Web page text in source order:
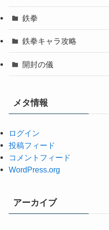
鉄拳
鉄拳キャラ攻略
開封の儀
メタ情報
ログイン
投稿フィード
コメントフィード
WordPress.org
アーカイブ